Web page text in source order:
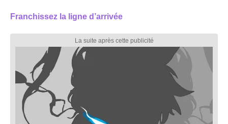
Franchissez la ligne d’arrivée